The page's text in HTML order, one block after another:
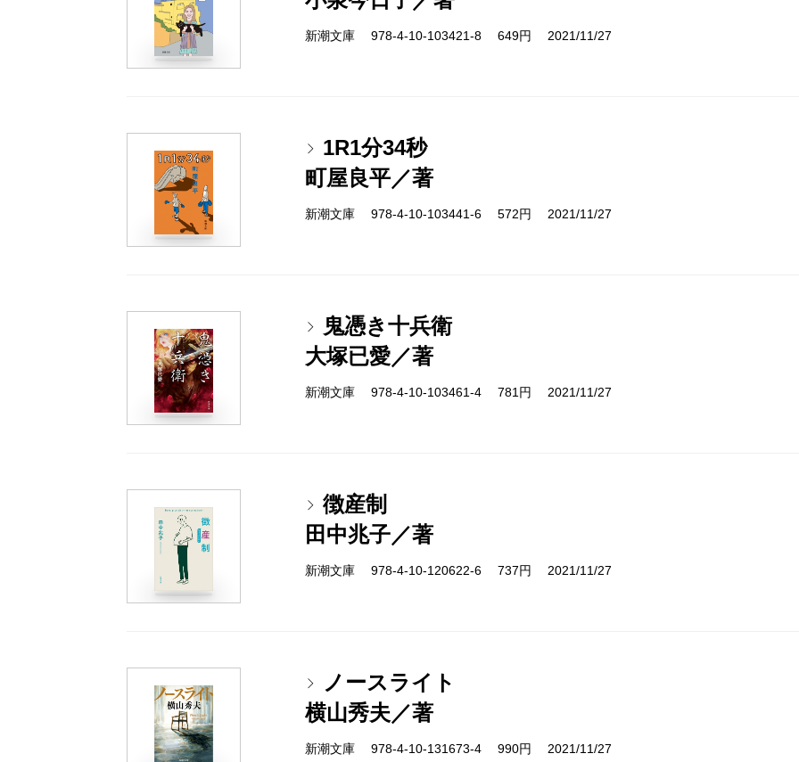
新潮文庫 978-4-10-103421-8 649円 2021/11/27
1R1分34秒
町屋良平／著
新潮文庫 978-4-10-103441-6 572円 2021/11/27
鬼憑き十兵衛
大塚已愛／著
新潮文庫 978-4-10-103461-4 781円 2021/11/27
徴産制
田中兆子／著
新潮文庫 978-4-10-120622-6 737円 2021/11/27
ノースライト
横山秀夫／著
新潮文庫 978-4-10-131673-4 990円 2021/11/27